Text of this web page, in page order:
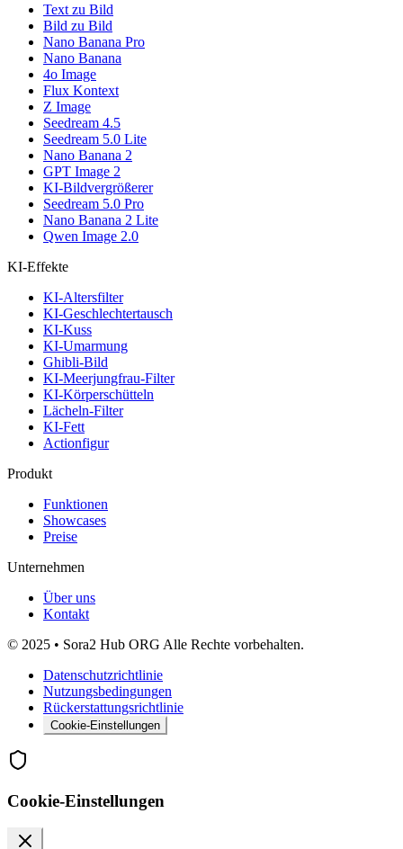
Text zu Bild
Bild zu Bild
Nano Banana Pro
Nano Banana
4o Image
Flux Kontext
Z Image
Seedream 4.5
Seedream 5.0 Lite
Nano Banana 2
GPT Image 2
KI-Bildvergrößerer
Seedream 5.0 Pro
Nano Banana 2 Lite
Qwen Image 2.0
KI-Effekte
KI-Altersfilter
KI-Geschlechtertausch
KI-Kuss
KI-Umarmung
Ghibli-Bild
KI-Meerjungfrau-Filter
KI-Körperschütteln
Lächeln-Filter
KI-Fett
Actionfigur
Produkt
Funktionen
Showcases
Preise
Unternehmen
Über uns
Kontakt
© 2025 • Sora2 Hub ORG Alle Rechte vorbehalten.
Datenschutzrichtlinie
Nutzungsbedingungen
Rückerstattungsrichtlinie
Cookie-Einstellungen
Cookie-Einstellungen